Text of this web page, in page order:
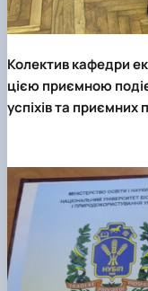
Колектив кафедри
цією приємною
успіхів та приємних